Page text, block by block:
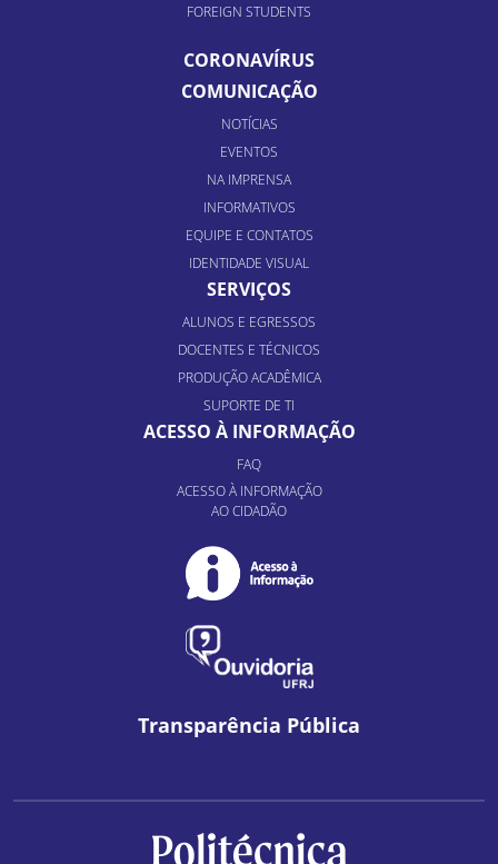
FOREIGN STUDENTS
CORONAVÍRUS
COMUNICAÇÃO
NOTÍCIAS
EVENTOS
NA IMPRENSA
INFORMATIVOS
EQUIPE E CONTATOS
IDENTIDADE VISUAL
SERVIÇOS
ALUNOS E EGRESSOS
DOCENTES E TÉCNICOS
PRODUÇÃO ACADÊMICA
SUPORTE DE TI
ACESSO À INFORMAÇÃO
FAQ
ACESSO À INFORMAÇÃO
AO CIDADÃO
Transparência Pública